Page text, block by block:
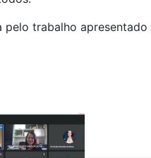
trabalho